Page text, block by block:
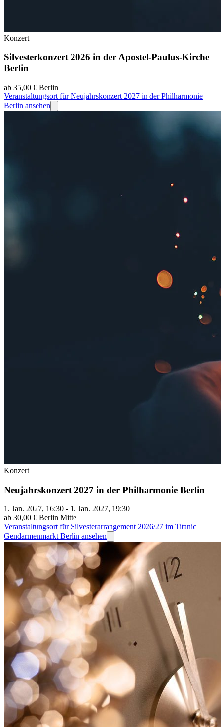
Konzert
Silvesterkonzert 2026 in der Apostel-Paulus-Kirche
Berlin
ab 35,00 € Berlin
Veranstaltungsort für Neujahrskonzert 2027 in der Philharmonie
Berlin ansehen
Konzert
Neujahrskonzert 2027 in der Philharmonie Berlin
1. Jan. 2027, 16:30 - 1. Jan. 2027, 19:30
ab 30,00 € Berlin Mitte
Veranstaltungsort für Silvesterarrangement 2026/27 im Titanic
Gendarmenmarkt Berlin ansehen